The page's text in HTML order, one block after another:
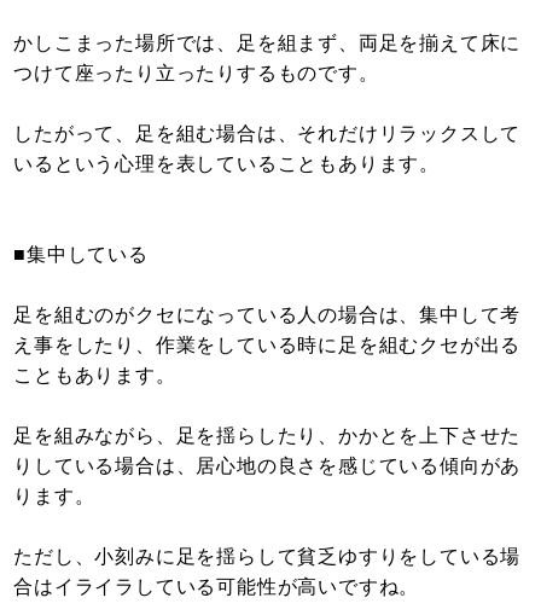
かしこまった場所では、足を組まず、両足を揃えて床に
つけて座ったり立ったりするものです。
したがって、足を組む場合は、それだけリラックスして
いるという心理を表していることもあります。
■集中している
足を組むのがクセになっている人の場合は、集中して考
え事をしたり、作業をしている時に足を組むクセが出る
こともあります。
足を組みながら、足を揺らしたり、かかとを上下させた
りしている場合は、居心地の良さを感じている傾向があ
ります。
ただし、小刻みに足を揺らして貧乏ゆすりをしている場
合はイライラしている可能性が高いですね。